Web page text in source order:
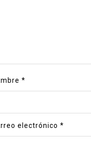
*
electrónico *